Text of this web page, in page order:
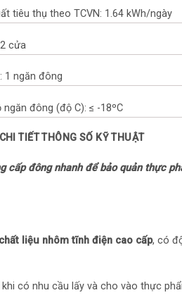
tiêu thụ theo TCVN: 1.64 kWh/ngày
cửa
1 ngăn đông
ngăn đông (độ C): ≤ -18ºC
tiết kiệm điện: Inverter
tích hợp: Làm lạnh trực tiếp
lòng tủ: Nhựa ABS
TIẾT THÔNG SỐ KỸ THUẬT
cấp đông nhanh để bảo quản thực
chất liệu nhôm tĩnh điện cao cấp, có
có nhu cầu lấy và cho vào thực